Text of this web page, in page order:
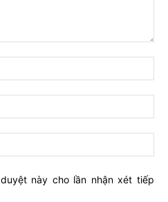
này cho lần nhận xét tiếp